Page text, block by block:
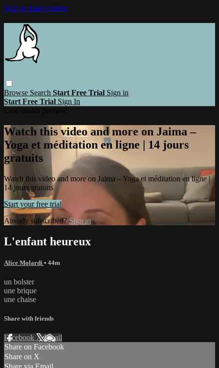
Skip to main content
Browse Search Start Free Trial Sign in
Start Free Trial Sign In
Watch this video and more on Jaima –
Yoga et méditation en ligne | 14 jours
gratuits
Watch this video and more on Jaima – Yoga et méditation en ligne |
14 jours gratuits
Start your free trial
Already subscribed?Sign in
L'enfant heureux
Alice Molardi • 44m
un bolster
une brique
une chaise
Share with friends
Facebook XEmail
Share on Facebook
Share on X